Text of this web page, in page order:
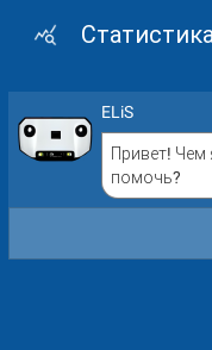
ELiS
Привет! Чем
помочь?